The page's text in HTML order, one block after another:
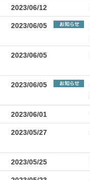
2023/06/12
2023/06/05
2023/06/05
2023/06/05
2023/06/01
2023/05/27
2023/05/25